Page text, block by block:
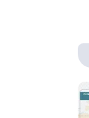
درباره اینفوگرافیک